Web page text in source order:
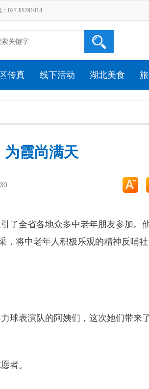
027-85791014
传真 线下活动 湖北美食
为霞尚满天
全省各地众多中老年朋友参加。
，将中老年人积极乐观的精神反哺社
表演队的阿姨们，这次她们带来
者。